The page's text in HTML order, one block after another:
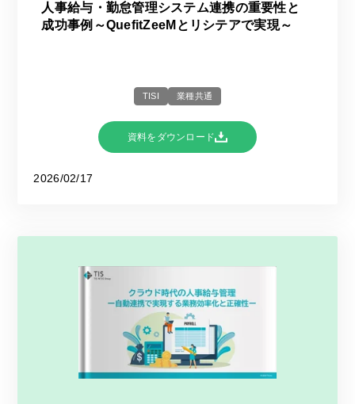
人事給与・勤怠管理システム連携の重要性と
成功事例～QuefitZeeMとリシテアで実現～
TISI 業種共通
資料をダウンロード
2026/02/17